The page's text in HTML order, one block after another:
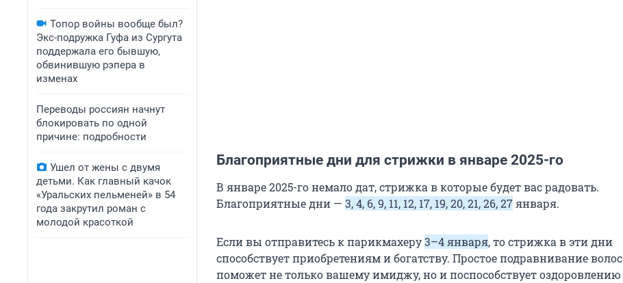
Топор войны вообще был?
Экс-подружка Гуфа из Сургута
поддержала его бывшую,
обвинившую рэпера в
изменах
Переводы россиян начнут
блокировать по одной
причине: подробности
Ушел от жены с двумя
детьми. Как главный качок
«Уральских пельменей» в 54
года закрутил роман с
молодой красоткой
Благоприятные дни для стрижки в январе 2025-го
В январе 2025-го немало дат, стрижка в которые будет вас радовать.
Благоприятные дни — 3, 4, 6, 9, 11, 12, 17, 19, 20, 21, 26, 27 января.
Если вы отправитесь к парикмахеру3–4 января, то стрижка в эти дни
способствует приобретениям и богатству. Простое подравнивание волос
поможет не только вашему имиджу, но и поспособствует оздоровлению